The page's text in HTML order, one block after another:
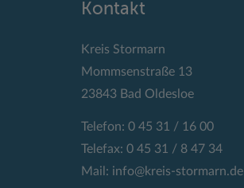
Kontakt
Kreis Stormarn
Mommsenstraße 13
23843 Bad Oldesloe
Telefon: 0 45 31 / 16 00
Telefax: 0 45 31 / 8 47 34
Mail: info@kreis-stormarn.de